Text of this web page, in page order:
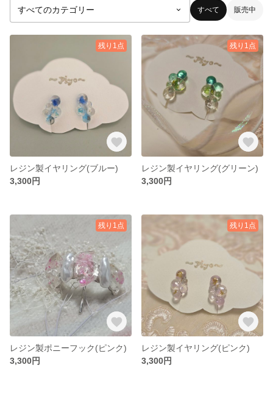
すべて 販売中
残り1点
レジン製イヤリング(ブルー)
3,300円
残り1点
レジン製イヤリング(グリーン)
3,300円
残り1点
レジン製ポニーフック(ピンク)
3,300円
残り1点
レジン製イヤリング(ピンク)
3,300円